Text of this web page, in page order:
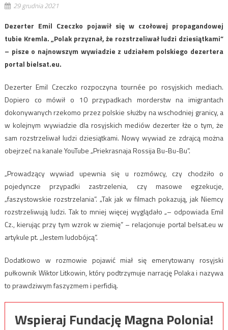
29 grudnia 2021
Dezerter Emil Czeczko pojawił się w czołowej propagandowej
tubie Kremla. „Polak przyznał, że rozstrzeliwał ludzi dziesiątkami”
– pisze o najnowszym wywiadzie z udziałem polskiego dezertera
portal bielsat.eu.
Dezerter Emil Czeczko rozpoczyna tournée po rosyjskich mediach.
Dopiero co mówił o 10 przypadkach morderstw na imigrantach
dokonywanych rzekomo przez polskie służby na wschodniej granicy, a
w kolejnym wywiadzie dla rosyjskich mediów dezerter łże o tym, że
sam rozstrzeliwał ludzi dziesiątkami. Nowy wywiad ze zdrajcą można
obejrzeć na kanale YouTube „Priekrasnaja Rossija Bu-Bu-Bu”.
„Prowadzący wywiad upewnia się u rozmówcy, czy chodziło o
pojedyncze przypadki zastrzelenia, czy masowe egzekucje,
„faszystowskie rozstrzelania”. „Tak jak w filmach pokazują, jak Niemcy
rozstrzeliwują ludzi. Tak to mniej więcej wyglądało „– odpowiada Emil
Cz., kierując przy tym wzrok w ziemię” – relacjonuje portal belsat.eu w
artykule pt. „Jestem ludobójcą”.
Dodatkowo w rozmowie pojawić miał się emerytowany rosyjski
pułkownik Wiktor Litkowin, który podtrzymuje narrację Polaka i nazywa
to prawdziwym faszyzmem i perfidią.
Wspieraj Fundację Magna Polonia!